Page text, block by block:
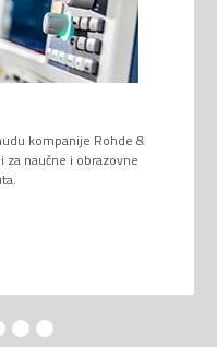
kompanije Rohde &
naučne i obrazovne